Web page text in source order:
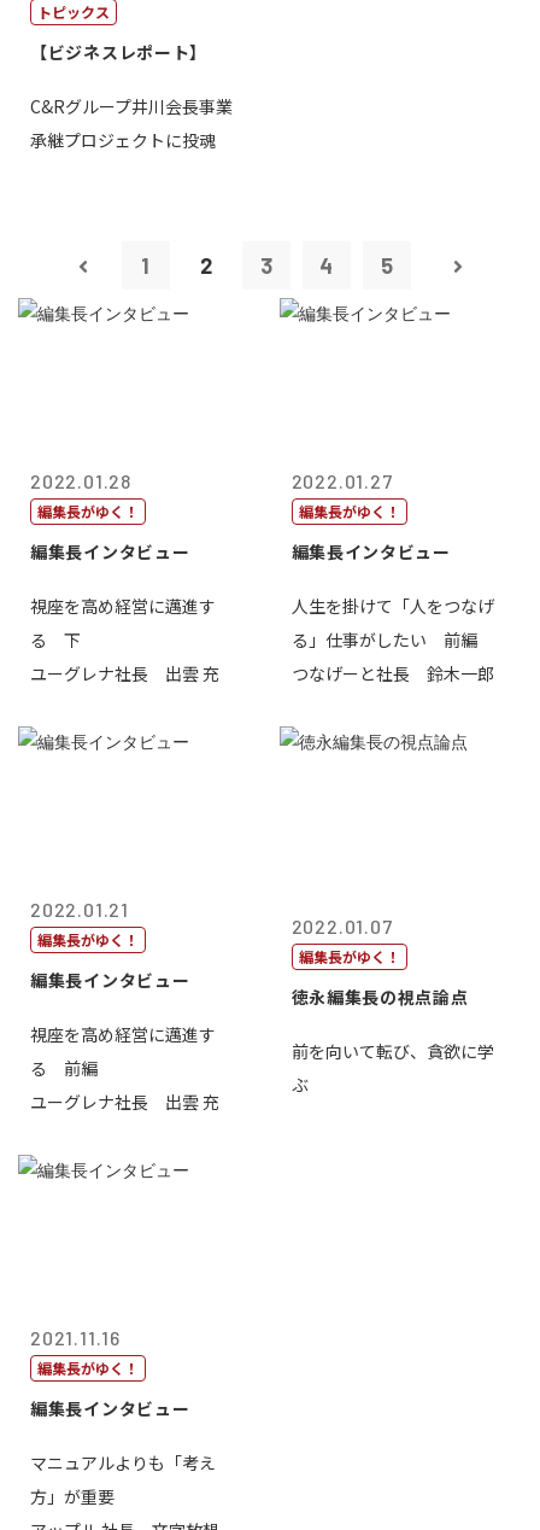
トピックス
【ビジネスレポート】
C&Rグループ井川会長事業
承継プロジェクトに投魂
1 2 3 4 5
2022.01.28
編集長がゆく！
編集長インタビュー
視座を高め経営に邁進す
る 下
ユーグレナ社長 出雲 充
2022.01.27
編集長がゆく！
編集長インタビュー
人生を掛けて「人をつなげ
る」仕事がしたい 前編
つなげーと社長 鈴木一郎
2022.01.21
編集長がゆく！
編集長インタビュー
視座を高め経営に邁進す
る 前編
ユーグレナ社長 出雲 充
2022.01.07
編集長がゆく！
徳永編集長の視点論点
前を向いて転び、貪欲に学
ぶ
2021.11.16
編集長がゆく！
編集長インタビュー
マニュアルよりも「考え
方」が重要